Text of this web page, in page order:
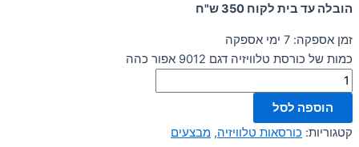
הובלה עד בית לקוח 350 ש"ח
זמן אספקה: 7 ימי אספקה
כמות של כורסת טלוויזיה דגם 9012 אפור כהה
הוספה לסל
קטגוריות: כורסאות טלוויזיה, מבצעים